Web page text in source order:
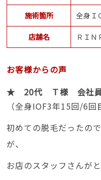
施術箇所 全身Ｉ
店舗名 ＲＩＮ
お客様からの声
★ 20代 Ｔ様 会社
（全身IOF3年15回/6回
初めての脱毛だったの
が、
お店のスタッフさんが